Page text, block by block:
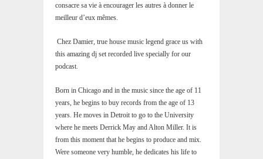
consacre sa vie à encourager les autres à donner le
meilleur d’eux mêmes.
Chez Damier, true house music legend grace us with
this amazing dj set recorded live specially for our
podcast.
Born in Chicago and in the music since the age of 11
years, he begins to buy records from the age of 13
years. He moves in Detroit to go to the University
where he meets Derrick May and Alton Miller. It is
from this moment that he begins to produce and mix.
Were someone very humble, he dedicates his life to